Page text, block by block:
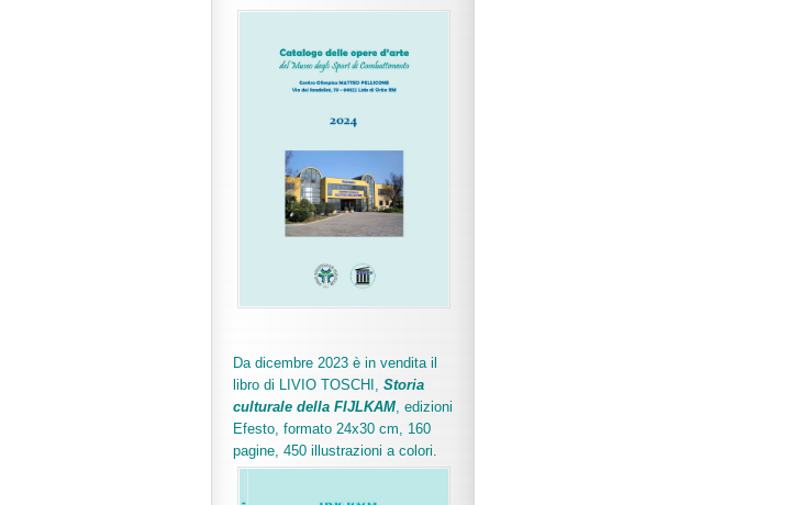
Da dicembre 2023 è in vendita il
libro di LIVIO TOSCHI, Storia
culturale della FIJLKAM, edizioni
Efesto, formato 24x30 cm, 160
pagine, 450 illustrazioni a colori.